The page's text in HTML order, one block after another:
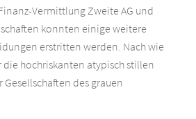
Vermittlung Zweite AG und
konnten einige weitere
erstritten werden. Nach wie
hochriskanten atypisch stillen
des grauen